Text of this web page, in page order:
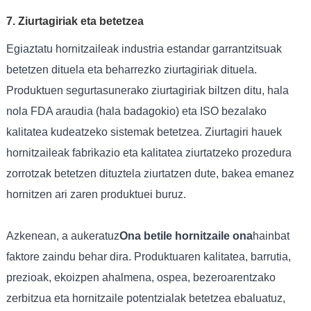
7. Ziurtagiriak eta betetzea
Egiaztatu hornitzaileak industria estandar garrantzitsuak
betetzen dituela eta beharrezko ziurtagiriak dituela.
Produktuen segurtasunerako ziurtagiriak biltzen ditu, hala
nola FDA araudia (hala badagokio) eta ISO bezalako
kalitatea kudeatzeko sistemak betetzea. Ziurtagiri hauek
hornitzaileak fabrikazio eta kalitatea ziurtatzeko prozedura
zorrotzak betetzen dituztela ziurtatzen dute, bakea emanez
hornitzen ari zaren produktuei buruz.
Azkenean, a aukeratuzOna betile hornitzaile onahainbat
faktore zaindu behar dira. Produktuaren kalitatea, barrutia,
prezioak, ekoizpen ahalmena, ospea, bezeroarentzako
zerbitzua eta hornitzaile potentzialak betetzea ebaluatuz,